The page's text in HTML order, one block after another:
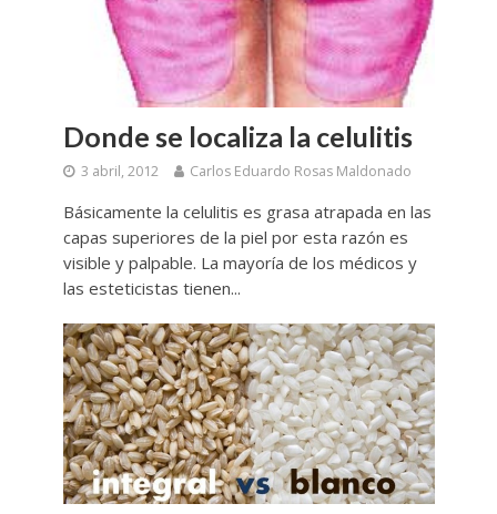
Donde se localiza la celulitis
3 abril, 2012 Carlos Eduardo Rosas Maldonado
Básicamente la celulitis es grasa atrapada en las
capas superiores de la piel por esta razón es
visible y palpable. La mayoría de los médicos y
las esteticistas tienen...